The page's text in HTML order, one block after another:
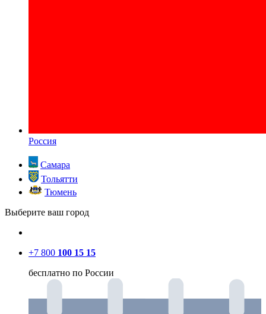
Россия
Самара
Тольятти
Тюмень
Выберите ваш город
+7 800 100 15 15
бесплатно по России